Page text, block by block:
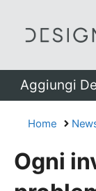
Aggiungi
Home
Ogni